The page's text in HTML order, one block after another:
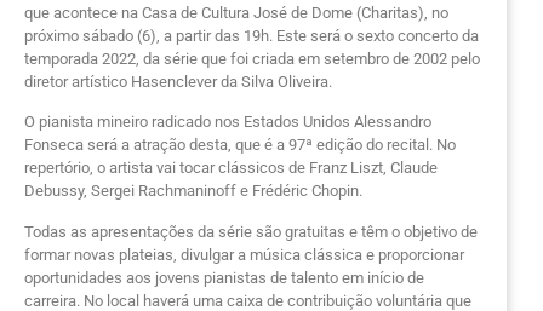
que acontece na Casa de Cultura José de Dome (Charitas), no
próximo sábado (6), a partir das 19h. Este será o sexto concerto da
temporada 2022, da série que foi criada em setembro de 2002 pelo
diretor artístico Hasenclever da Silva Oliveira.
O pianista mineiro radicado nos Estados Unidos Alessandro
Fonseca será a atração desta, que é a 97ª edição do recital. No
repertório, o artista vai tocar clássicos de Franz Liszt, Claude
Debussy, Sergei Rachmaninoff e Frédéric Chopin.
Todas as apresentações da série são gratuitas e têm o objetivo de
formar novas plateias, divulgar a música clássica e proporcionar
oportunidades aos jovens pianistas de talento em início de
carreira. No local haverá uma caixa de contribuição voluntária que